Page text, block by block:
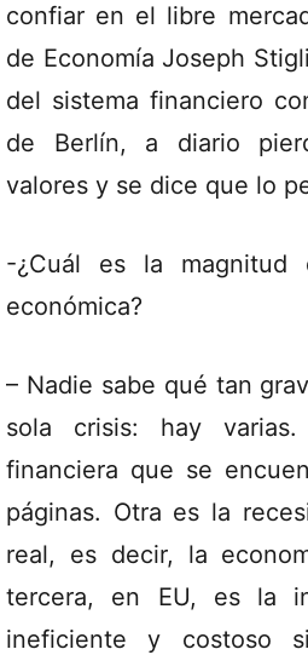
confiar en el libre
de Economía Joseph
del sistema financiero
de Berlín, a diario
valores y se dice que lo
-¿Cuál es la
económica?
– Nadie sabe qué tan
sola crisis: hay
financiera que se
páginas. Otra es la
real, es decir, la
tercera, en EU, es la
ineficiente y costoso